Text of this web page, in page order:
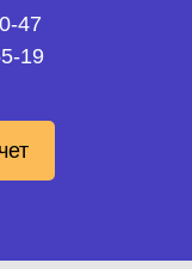
47
19